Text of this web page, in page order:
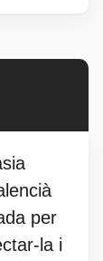
per
la i